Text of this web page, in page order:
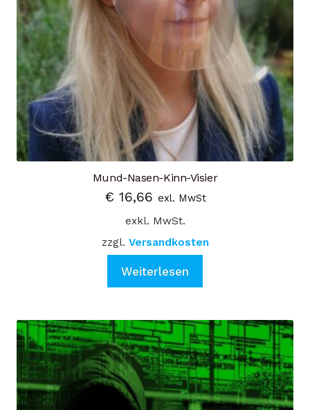
Mund-Nasen-Kinn-Visier
€ 16,66 exl. MwSt
exkl. MwSt.
zzgl. Versandkosten
Weiterlesen